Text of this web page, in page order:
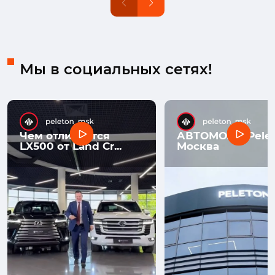
Мы в социальных сетях!
Чем отличается
LX500 от Land Cr...
АВТОМОЛЛ
Москва